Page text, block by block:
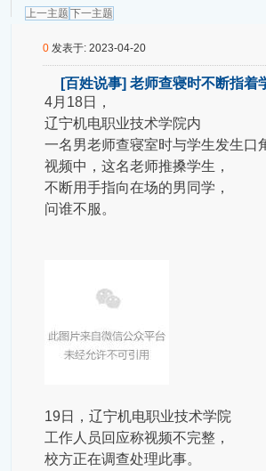
上一主题 下一主题
0 发表于: 2023-04-20
[百姓说事] 老师查寝时不断指着
4月18日，
辽宁机电职业技术学院内
一名男老师查寝室时与学生发生口
视频中，这名老师推搡学生，
不断用手指向在场的男同学，
问谁不服。
19日，辽宁机电职业技术学院
工作人员回应称视频不完整，
校方正在调查处理此事。